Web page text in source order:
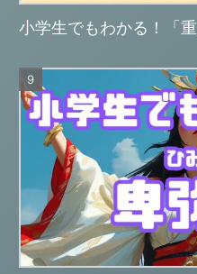
小学生でもわかる！「